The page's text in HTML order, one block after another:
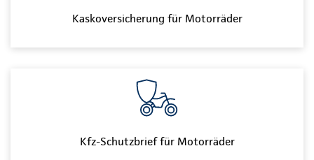
Kaskoversicherung für Motorräder
Kfz-Schutzbrief für Motorräder